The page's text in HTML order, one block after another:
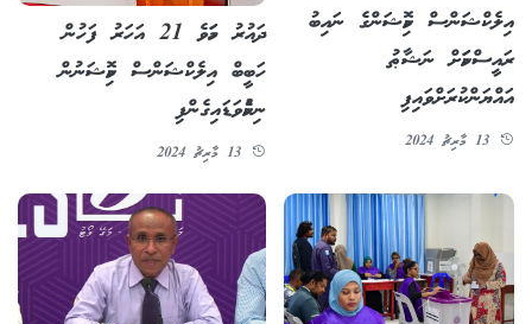
އިލެކްޝަންސް ކޮމިޝަންގެ ނައިބު
ރައީސްކަމަށް ނަޝާޠު
އައްޔަންކުރަށްވައިފި
ދައުރު ހަމަވެ 21 އަހަރު ފަހުން
ހަބީބް އިލެކްޝަންސް ކޮމިޝަނުން
ނިކުމެވަޑައިގެންފި